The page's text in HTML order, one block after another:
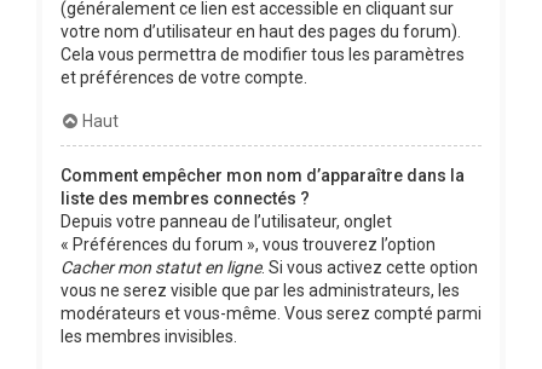
(généralement ce lien est accessible en cliquant sur
votre nom d’utilisateur en haut des pages du forum).
Cela vous permettra de modifier tous les paramètres
et préférences de votre compte.
Haut
Comment empêcher mon nom d’apparaître dans la
liste des membres connectés ?
Depuis votre panneau de l’utilisateur, onglet
« Préférences du forum », vous trouverez l’option
Cacher mon statut en ligne. Si vous activez cette option
vous ne serez visible que par les administrateurs, les
modérateurs et vous-même. Vous serez compté parmi
les membres invisibles.